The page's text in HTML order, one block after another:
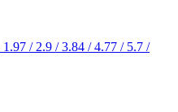
1.97 / 2.9 / 3.84 / 4.77 / 5.7 /